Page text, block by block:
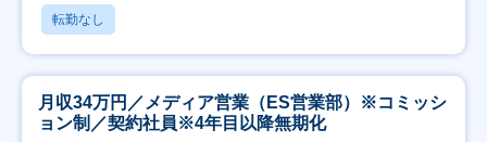
転勤なし
月収34万円／メディア営業（ES営業部）※コミッシ
ョン制／契約社員※4年目以降無期化